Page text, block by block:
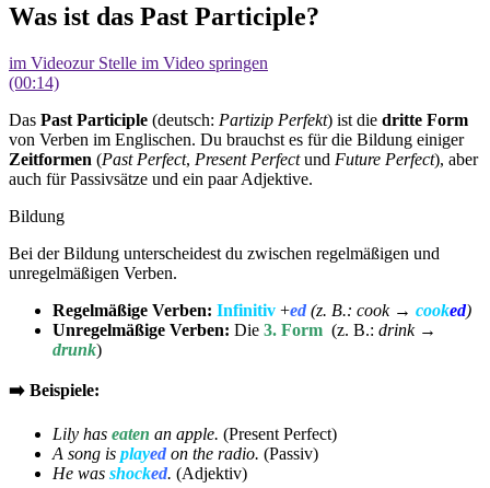
Was ist das Past Participle?
im Videozur Stelle im Video springen
(00:14)
Das Past Participle (deutsch: Partizip Perfekt) ist die dritte Form
von Verben im Englischen. Du brauchst es für die Bildung einiger
Zeitformen (Past Perfect, Present Perfectund Future Perfect), aber
auch für Passivsätze und ein paar Adjektive.
Bildung
Bei der Bildung unterscheidest du zwischen regelmäßigen und
unregelmäßigen Verben.
Regelmäßige Verben: Infinitiv +ed (z. B.: cook → cooked)
Unregelmäßige Verben: Die 3. Form (z. B.: drink →
drunk)
➡️ Beispiele:
Lily has eaten an apple. (Present Perfect)
A song is played on the radio. (Passiv)
He was shocked. (Adjektiv)